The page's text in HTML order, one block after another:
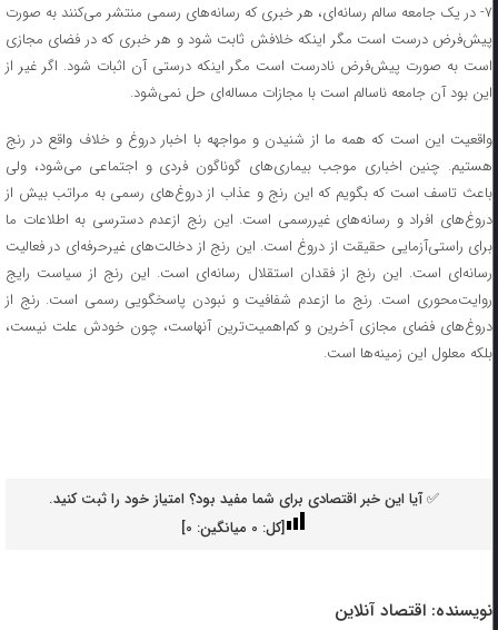
۷- در یک جامعه سالم رسانه‌ای، هر خبری که رسانه‌های رسمی منتشر می‌کنند به صورت
پیش‌فرض درست است مگر اینکه خلافش ثابت شود و هر خبری که در فضای مجازی
است به صورت پیش‌فرض نادرست است مگر اینکه درستی آن اثبات شود. اگر غیر از
این بود آن جامعه ناسالم است با مجازات مساله‌ای حل نمی‌شود.
واقعیت این است که همه ما از شنیدن و مواجهه با اخبار دروغ و خلاف واقع در رنج
هستیم. چنین اخباری موجب بیماری‌های گوناگون فردی و اجتماعی می‌شود، ولی
باعث تاسف است که بگویم که این رنج و عذاب از دروغ‌های رسمی به مراتب بیش از
دروغ‌های افراد و رسانه‌های غیررسمی است. این رنج ازعدم دسترسی به اطلاعات ما
برای راستی‌آزمایی حقیقت از دروغ است. این رنج از دخالت‌های غیرحرفه‌ای در فعالیت
رسانه‌ای است. این رنج از فقدان استقلال رسانه‌ای است. این رنج از سیاست رایج
روایت‌محوری است. رنج ما ازعدم شفافیت و نبودن پاسخگویی رسمی است. رنج از
دروغ‌های فضای مجازی آخرین و کم‌اهمیت‌ترین آنهاست، چون خودش علت نیست،
بلکه معلول این زمینه‌ها است.
✅ آیا این خبر اقتصادی برای شما مفید بود؟ امتیاز خود را ثبت کنید.
[کل: 0میانگین: 0
]
نویسنده: اقتصاد آنلاین